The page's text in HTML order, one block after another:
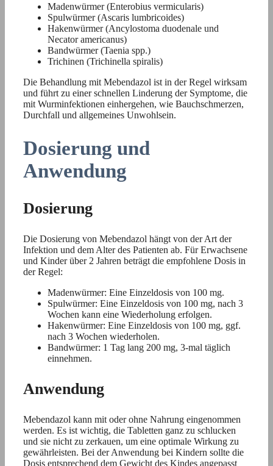
Madenwürmer (Enterobius vermicularis)
Spulwürmer (Ascaris lumbricoides)
Hakenwürmer (Ancylostoma duodenale und
Necator americanus)
Bandwürmer (Taenia spp.)
Trichinen (Trichinella spiralis)
Die Behandlung mit Mebendazol ist in der Regel wirksam
und führt zu einer schnellen Linderung der Symptome, die
mit Wurminfektionen einhergehen, wie Bauchschmerzen,
Durchfall und allgemeines Unwohlsein.
Dosierung und
Anwendung
Dosierung
Die Dosierung von Mebendazol hängt von der Art der
Infektion und dem Alter des Patienten ab. Für Erwachsene
und Kinder über 2 Jahren beträgt die empfohlene Dosis in
der Regel:
Madenwürmer: Eine Einzeldosis von 100 mg.
Spulwürmer: Eine Einzeldosis von 100 mg, nach 3
Wochen kann eine Wiederholung erfolgen.
Hakenwürmer: Eine Einzeldosis von 100 mg, ggf.
nach 3 Wochen wiederholen.
Bandwürmer: 1 Tag lang 200 mg, 3-mal täglich
einnehmen.
Anwendung
Mebendazol kann mit oder ohne Nahrung eingenommen
werden. Es ist wichtig, die Tabletten ganz zu schlucken
und sie nicht zu zerkauen, um eine optimale Wirkung zu
gewährleisten. Bei der Anwendung bei Kindern sollte die
Dosis entsprechend dem Gewicht des Kindes angepasst